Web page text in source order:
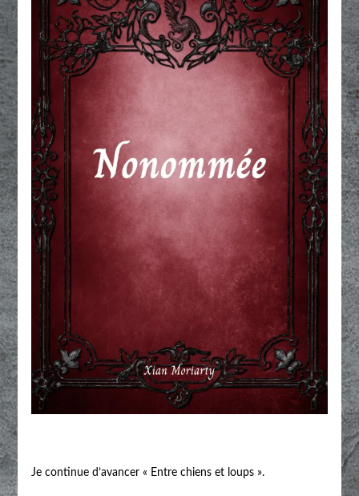
Je continue d’avancer « Entre chiens et loups ».